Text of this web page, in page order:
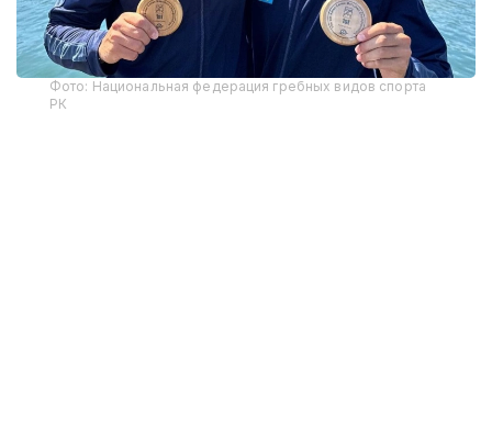
Фото: Национальная федерация гребных видов спорта
РК